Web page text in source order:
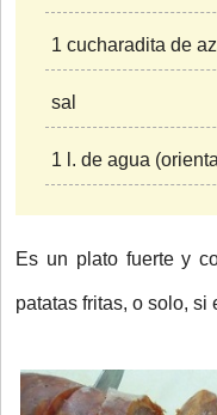
1 cucharadita de
sal
1 l. de agua
Es un plato fuerte y
patatas fritas, o solo, si